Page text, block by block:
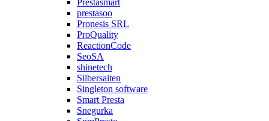
prestasoo
Pronesis SRL
ProQuality
ReactionCode
SeoSA
shinetech
Silbersaiten
Singleton software
Smart Presta
Snegurka